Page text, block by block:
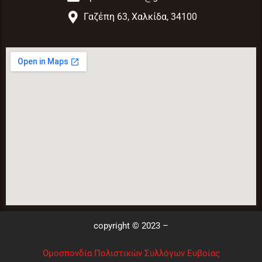
Γαζέπη 63, Χαλκίδα, 34100
copyright © 2023 –
Ομοσπονδία Πολιστικών Συλλόγων Ευβοίας